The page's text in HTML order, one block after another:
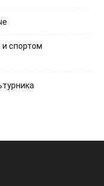
и спортом